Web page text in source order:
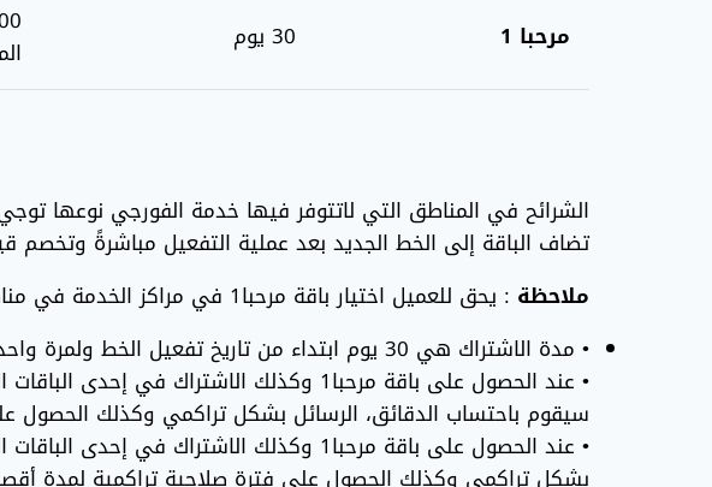
مرحبا 1 30 يوم
الشرائح في المناطق التي لاتتوفر فيها خدمة الفورجي نوعها
تضاف الباقة إلى الخط الجديد بعد عملية التفعيل مباشرةً
ملاحظة : يحق للعميل اختيار باقة مرحبا1 في مراكز الخدمة في مناطق التوجي.
• مدة الاشتراك هي 30 يوم ابتداء من تاريخ تفعيل الخط ولمرة واحدة فقط
• عند الحصول على باقة مرحبا1 وكذلك
سيقوم باحتساب الدقائق، الرسائل بشكل تراكمي وكذلك الحصول على
• عند الحصول على باقة مرحبا1 وكذلك
بشكل تراكمي وكذلك الحصول على فترة صلاحية تراكمية لمدة أقصاها 30 يوم